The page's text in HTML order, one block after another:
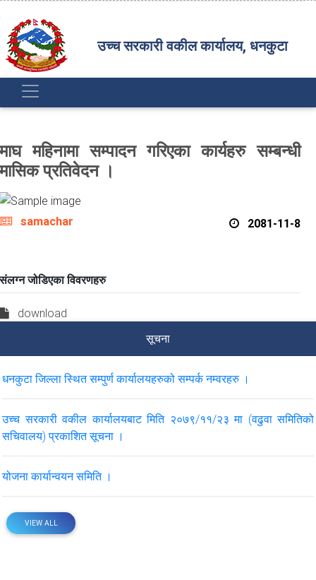
उच्च सरकारी वकील कार्यालय, धनकुटा
माघ महिनामा सम्पादन गरिएका कार्यहरु सम्बन्धी
मासिक प्रतिवेदन ।
samachar 2081-11-8
संलग्न जोडिएका विवरणहरु
download
सूचना
धनकुटा जिल्ला स्थित सम्पुर्ण कार्यालयहरुको सम्पर्क नम्वरहरु ।
उच्च सरकारी वकील कार्यालयबाट मिति २०७९/११/२३ मा (वढुवा समितिको
सचिवालय) प्रकाशित सूचना ।
योजना कार्यान्वयन समिति ।
VIEW ALL